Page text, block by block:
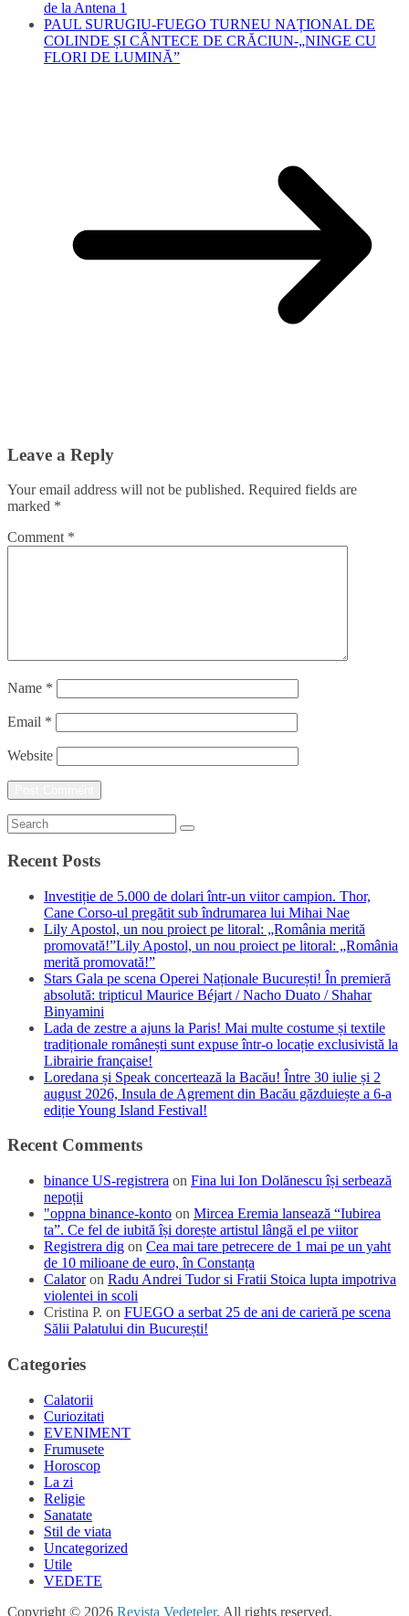
de la Antena 1
PAUL SURUGIU-FUEGO TURNEU NAȚIONAL DE
COLINDE ȘI CÂNTECE DE CRĂCIUN-„NINGE CU
FLORI DE LUMINĂ”
Leave a Reply
Your email address will not be published. Required fields are
marked *
Comment *
Name *
Email *
Website
Recent Posts
Investiție de 5.000 de dolari într-un viitor campion. Thor,
Cane Corso-ul pregătit sub îndrumarea lui Mihai Nae
Lily Apostol, un nou proiect pe litoral: „România merită
promovată!”Lily Apostol, un nou proiect pe litoral: „România
merită promovată!”
Stars Gala pe scena Operei Naționale București! În premieră
absolută: tripticul Maurice Béjart / Nacho Duato / Shahar
Binyamini
Lada de zestre a ajuns la Paris! Mai multe costume și textile
tradiționale românești sunt expuse într-o locație exclusivistă la
Librairie française!
Loredana și Speak concertează la Bacău! Între 30 iulie și 2
august 2026, Insula de Agrement din Bacău găzduiește a 6-a
ediție Young Island Festival!
Recent Comments
binance US-registrera on Fina lui Ion Dolănescu își serbează
nepoții
"oppna binance-konto on Mircea Eremia lansează “Iubirea
ta”. Ce fel de iubită își dorește artistul lângă el pe viitor
Registrera dig on Cea mai tare petrecere de 1 mai pe un yaht
de 10 milioane de euro, în Constanța
Calatoron Radu Andrei Tudor si Fratii Stoica lupta impotriva
violentei in scoli
Cristina P. on FUEGO a serbat 25 de ani de carieră pe scena
Sălii Palatului din București!
Categories
Calatorii
Curiozitati
EVENIMENT
Frumusete
Horoscop
La zi
Religie
Sanatate
Stil de viata
Uncategorized
Utile
VEDETE
Copyright © 2026 Revista Vedeteler. All rights reserved.